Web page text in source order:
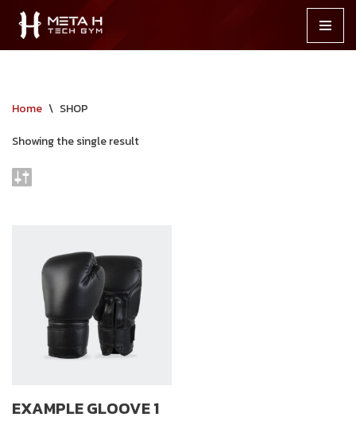
Skip
Home \ SHOP
Showing the single result
EXAMPLE GLOOVE 1